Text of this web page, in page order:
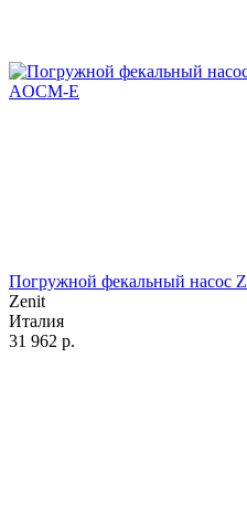
Погружной фекальный насос
Zenit
Италия
31 962 р.